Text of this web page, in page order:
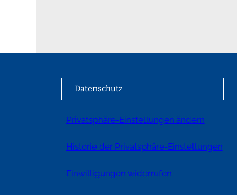
Datenschutz
Privatsphäre-Einstellungen ändern
Historie der Privatsphäre-Einstellungen
Einwilligungen widerrufen